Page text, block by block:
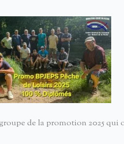
de la promotion 2025